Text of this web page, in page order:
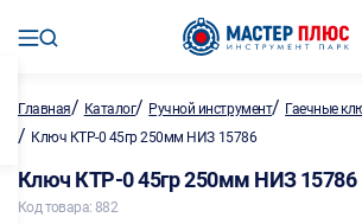
Главная/ Каталог/ Ручной инструмент/ Гаечные
/ Ключ КТР-0 45гр 250мм НИЗ 15786
Ключ КТР-0 45гр 250мм НИЗ 15786
Код товара: 882